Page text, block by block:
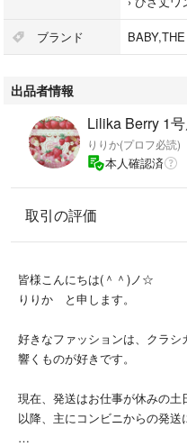
#リボン
#アニバーサリー
#Baby
ブランド
出品者情報
Lilika Berry 1
りりか(プロフ必読)
本人確認済
取引の評価
皆様こんにちは(＾＾)ノ☆
りりか と申します。
好きなファッションは、クラ
響くものが好きです。
現在、発送はお仕事が休みの
以降、主にコンビニからの発送